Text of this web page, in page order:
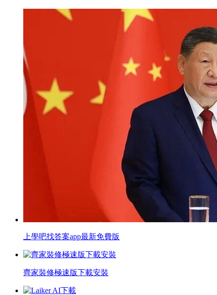
上學吧找答案app最新免費版
齊家裝修極速版下載安裝